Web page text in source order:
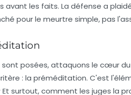
avant les faits. La défense a
pour le meurtre simple, pas
posées, attaquons le cœur
: la préméditation. C'est
surtout, comment les juges la